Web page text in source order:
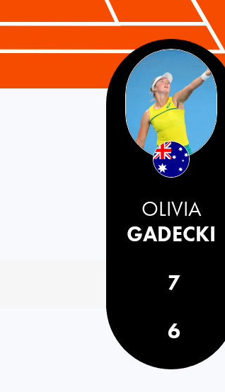
OLIVIA
GADECKI
7
6